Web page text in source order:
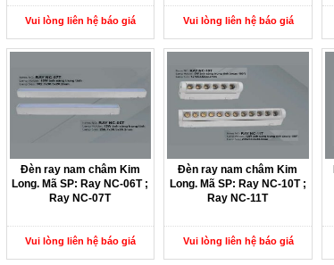
Vui lòng liên hệ báo giá Vui lòng liên hệ báo giá
Đèn ray nam châm Kim
Long. Mã SP: Ray NC-06T ;
Ray NC-07T
Vui lòng liên hệ báo giá
Đèn ray nam châm Kim
Long. Mã SP: Ray NC-10T ;
Ray NC-11T
Vui lòng liên hệ báo giá